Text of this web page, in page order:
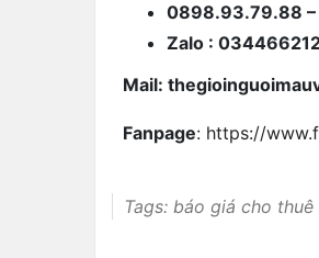
0898.93.79.88 –
Zalo :
Mail:
Fanpage: https://
Tags: báo giá cho